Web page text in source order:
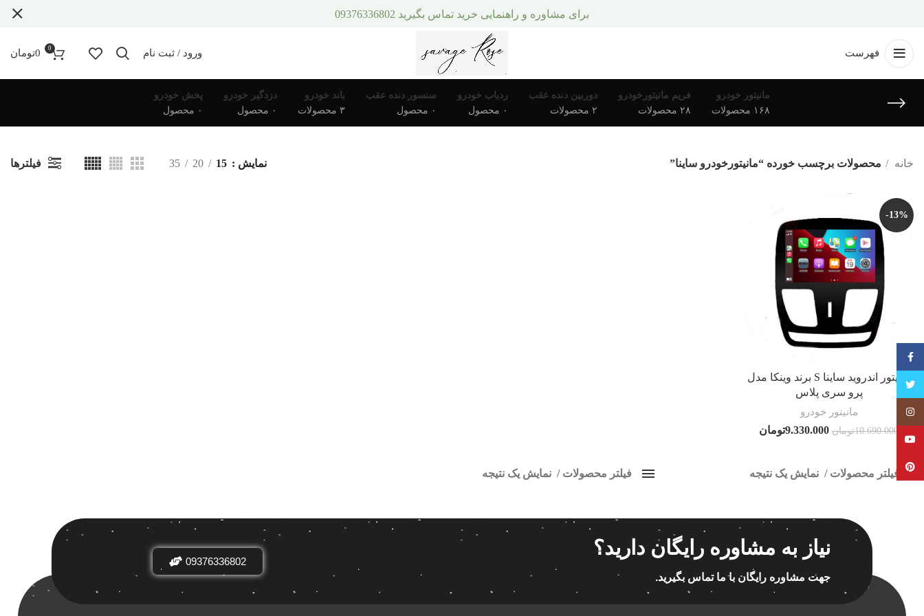
فهرست ورود / ثبت نام 0
0تومان
مانیتور خودرو
۱۶۸ محصولات
فریم مانیتورخودرو
۲۸ محصولات
دوربین دنده عقب
۲ محصولات
ردیاب خودرو
۰ محصول
سنسور دنده عقب
۰ محصول
باند خودرو
۳ محصولات
دزدگیر خودرو
۰ محصول
پخش خودرو
۰ محصول
خانه محصولات برچسب خورده “مانیتورخودرو ساینا” نمایش 15
20
35 فیلترها
-13%
مانیتور اندروید ساینا S برند وینکا مدل
پرو سری پلاس
مانیتور خودرو
10.690.000تومان 9.330.000تومان
فیلتر محصولات
نمایش یک نتیجه
فقط نمایش محصولات فروش فقط موجود در انبار
فیلتر محصولات نمایش یک نتیجه
قیمت گذاری مرتب سازی بر اساس
محبوبیت
نیاز به مشاوره رایگان دارید؟
جهت مشاوره رایگان با ما تماس بگیرید.
09376336802
برای مشاوره و راهنمایی خرید تماس بگیرید 09376336802
تویتر
Instagram
Pinterest